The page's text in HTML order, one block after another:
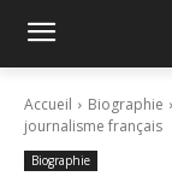
Accueil Biographie
journalisme français
Biographie